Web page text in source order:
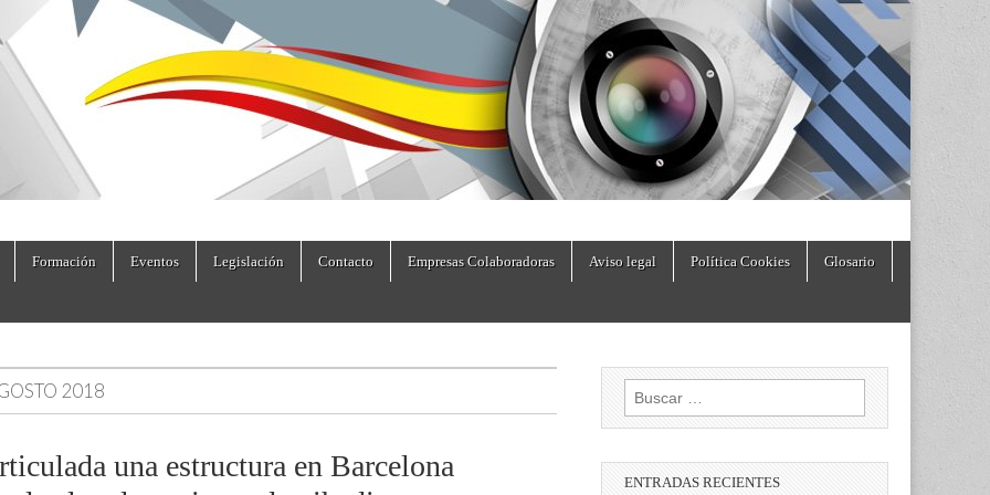
Formación Eventos Legislación Contacto Empresas Colaboradoras Aviso legal Política Cookies Glosario
2018
una estructura en Barcelona
Buscar:
ENTRADAS RECIENTES